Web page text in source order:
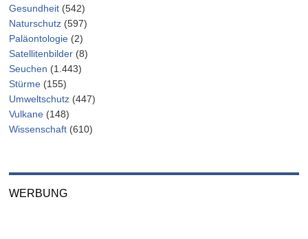
Gesundheit (542)
Naturschutz (597)
Paläontologie (2)
Satellitenbilder (8)
Seuchen (1.443)
Stürme (155)
Umweltschutz (447)
Vulkane (148)
Wissenschaft (610)
WERBUNG